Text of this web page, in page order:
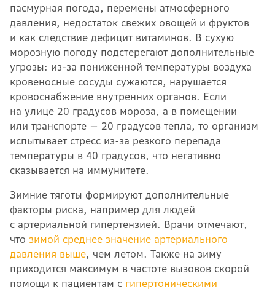
пасмурная погода, перемены атмосферного
давления, недостаток свежих овощей и фруктов
и как следствие дефицит витаминов. В сухую
морозную погоду подстерегают дополнительные
угрозы: из-за пониженной температуры воздуха
кровеносные сосуды сужаются, нарушается
кровоснабжение внутренних органов. Если
на улице 20 градусов мороза, а в помещении
или транспорте — 20 градусов тепла, то организм
испытывает стресс из-за резкого перепада
температуры в 40 градусов, что негативно
сказывается на иммунитете.
Зимние тяготы формируют дополнительные
факторы риска, например для людей
с артериальной гипертензией. Врачи отмечают,
что зимой среднее значение артериального
давления выше, чем летом. Также на зиму
приходится максимум в частоте вызовов скорой
помощи к пациентам с гипертоническими